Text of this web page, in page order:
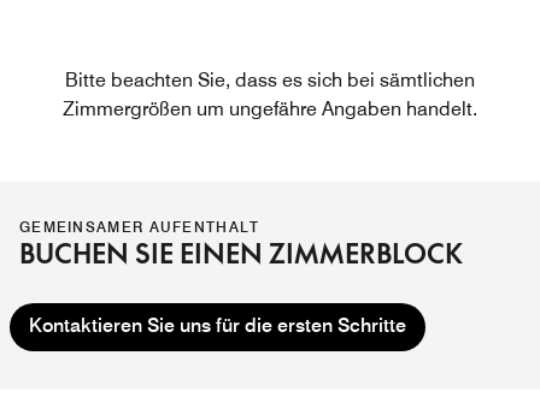
Bitte beachten Sie, dass es sich bei sämtlichen
Zimmergrößen um ungefähre Angaben handelt.
GEMEINSAMER AUFENTHALT
BUCHEN SIE EINEN ZIMMERBLOCK
Kontaktieren Sie uns für die ersten Schritte